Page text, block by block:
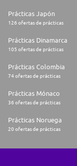
Prácticas Japón
126 ofertas de prácticas
Prácticas Dinamarca
105 ofertas de prácticas
Prácticas Colombia
74 ofertas de prácticas
Prácticas Mónaco
36 ofertas de prácticas
Prácticas Noruega
20 ofertas de prácticas